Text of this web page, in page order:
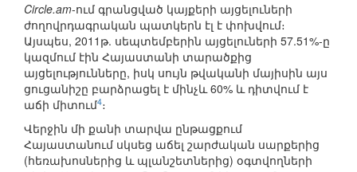
Circle.am-ում գրանցված կայքերի այցելուների
ժողովրդագրական պատկերն էլ է փոխվում։
Այսպես, 2011թ. սեպտեմբերին այցելուների 57.51%-ը
կազմում էին Հայաստանի տարածքից
այցելությունները, իսկ սույն թվականի մայիսին այս
ցուցանիշը բարձրացել է մինչև 60% և դիտվում է
աճի միտում4։
Վերջին մի քանի տարվա ընթացքում
Հայաստանում սկսեց աճել շարժական սարքերից
(հեռախոսներից և պլանշետներից) օգտվողների